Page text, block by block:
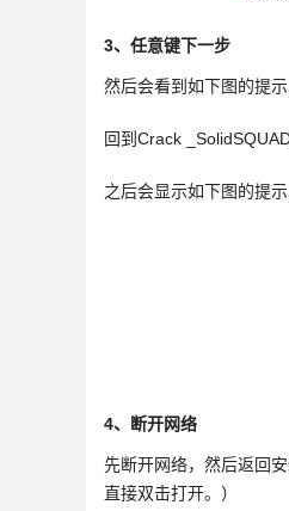
3、任意键下一步
然后会看到如下图的提
回到Crack
之后会显示如下图的提
4、断开网络
先断开网络，然后返回
直接双击打开。）